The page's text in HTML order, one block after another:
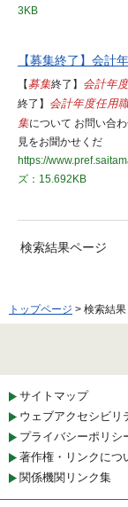
3KB
【募集終了】会計
【 募集終了】 会計年
終了】 会計年度任用
集について お問い合
見をお聞かせくだ
https://
ズ：15.692KB
検索結果ページ
トップページ > 検索結果
サイトマップ
ウェブアクセシビリ
プライバシーポリシ
著作権・リンクにつ
関係機関リンク集